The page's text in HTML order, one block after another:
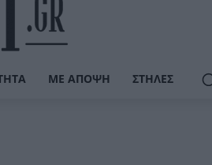
ΜΕ ΆΠΟΨΗ ΣΤΉΛΕΣ